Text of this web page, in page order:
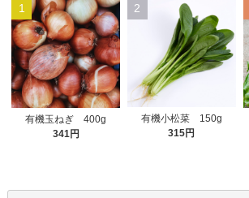
1
有機玉ねぎ 400g
341円
2
有機小松菜 150g
315円